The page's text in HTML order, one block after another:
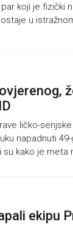
koji je fizički
u
ličko-
napadnuti
kako je meta
ekipu